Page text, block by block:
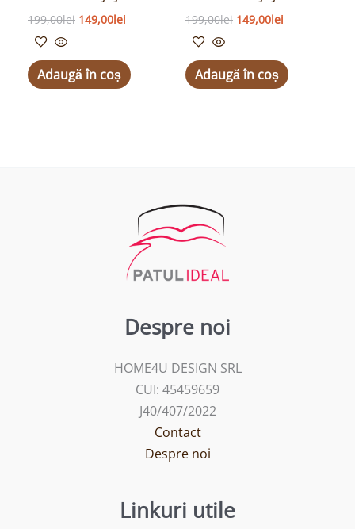
199,00lei 149,00lei
Adaugă în coș
199,00lei 149,00lei
Adaugă în coș
Despre noi
HOME4U DESIGN SRL
CUI: 45459659
J40/407/2022
Contact
Despre noi
Linkuri utile